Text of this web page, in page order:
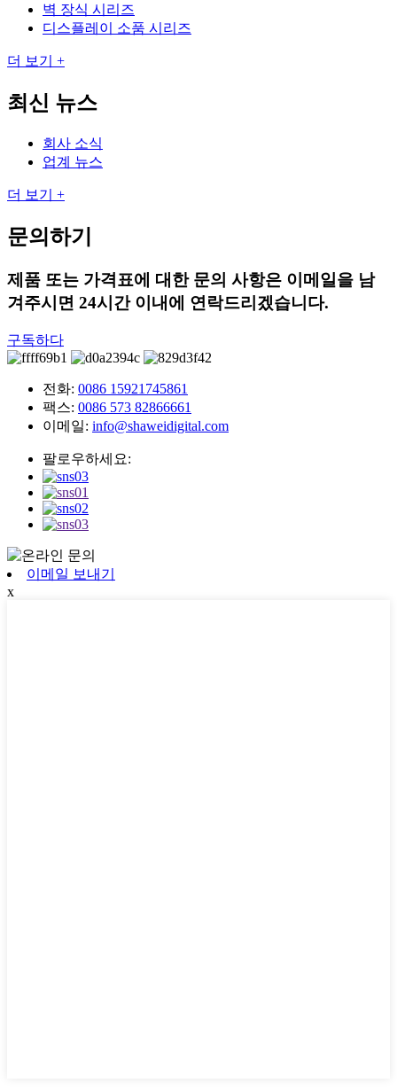
벽 장식 시리즈
디스플레이 소품 시리즈
더 보기 +
최신 뉴스
회사 소식
업계 뉴스
더 보기 +
문의하기
제품 또는 가격표에 대한 문의 사항은 이메일을 남
겨주시면 24시간 이내에 연락드리겠습니다.
구독하다
전화: 0086 15921745861
팩스: 0086 573 82866661
이메일: info@shaweidigital.com
팔로우하세요:
이메일 보내기
x